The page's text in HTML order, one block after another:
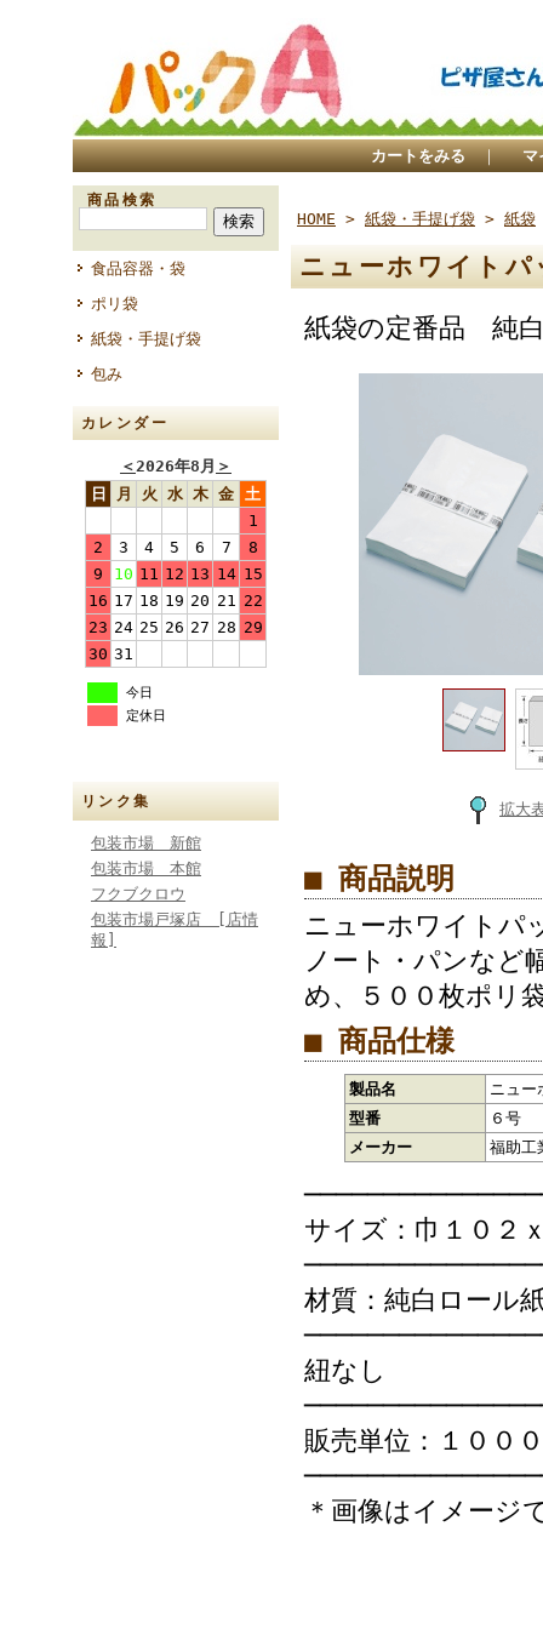
カートをみる ｜ マ
商品検索
食品容器・袋
ポリ袋
紙袋・手提げ袋
包み
カレンダー
＜2026年8月 ＞
日
月 火 水 木 金 土
1
2
3 4 5 6 7
8
9
10 11 12 13 14 15
16 17 18 19 20 21 22
23 24 25 26 27 28 29
30 31
今日
定休日
リンク集
包装市場 新館
包装市場 本館
フクブクロウ
包装市場戸塚店 [店情
報]
HOME > 紙袋・手提げ袋 > 紙袋
ニューホワイト
紙袋の定番品 純
拡大
■ 商品説明
ニューホワイトパ
ノート・パンなど
め、５００枚ポリ
■ 商品仕様
製品名
ニュ
型番
６号
メーカー
福助工
サイズ：巾１０２
材質：純白ロール
紐なし
販売単位：１００
＊画像はイメージ